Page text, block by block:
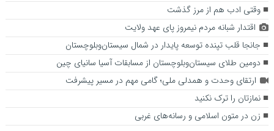
وقتی ادب هم از مرز گذشت
اقتدار شبانه مردم نیمروز پای عهد ولایت
جانجا قلب تپنده توسعه پایدار در شمال سیستان‌وبلوچستان
دومین طلای سیستان‌وبلوچستان از مسابقات آسیا سانیای چین
ارتقای وحدت و همدلی ملی؛ گامی مهم در مسیر پیشرفت
نمازتان را ترک نکنید
زن در متون اسلامی و رسانه‌های غربی